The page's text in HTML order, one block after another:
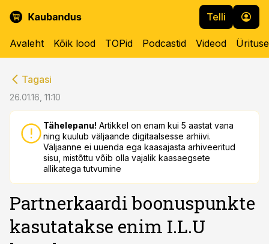
Telli
Avaleht Kõik lood TOPid Podcastid Videod
Tagasi
26.01.16, 11:10
Tähelepanu! Artikkel on enam kui 5 aastat vana
ning kuulub väljaande digitaalsesse arhiivi.
Väljaanne ei uuenda ega kaasajasta arhiveeritud
sisu, mistõttu võib olla vajalik kaasaegsete
allikatega tutvumine
Partnerkaardi boonuspunkte
kasutatakse enim I.L.U